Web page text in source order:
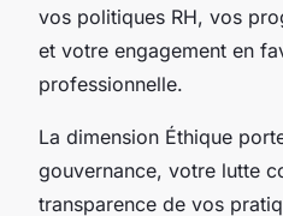
vos politiques RH, vos
et votre engagement en
professionnelle.
La dimension Éthique
gouvernance, votre lutte
transparence de vos